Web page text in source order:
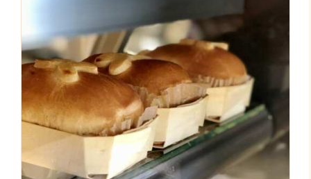
AJOUTER AU PANIER
/
DÉTAILS